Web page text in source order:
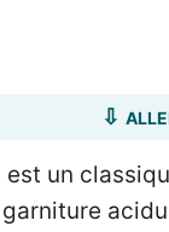
un